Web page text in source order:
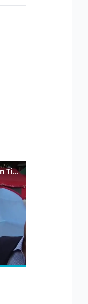
Gualtieri: "Responsabilità del Viminale su Spin Time? La posizione dei partiti è nota"